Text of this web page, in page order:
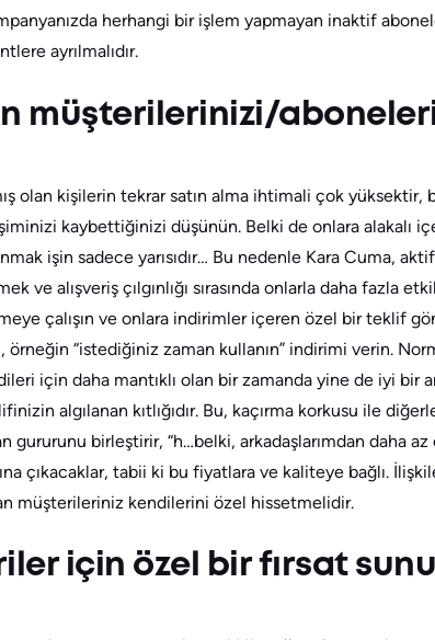
herhangi bir işlem yapmayan inaktif
ayrılmalıdır.
müşterilerinizi/
olan kişilerin tekrar satın alma ihtimali çok
kaybettiğinizi düşünün. Belki de onlara alakalı
işin sadece yarısıdır… Bu nedenle Kara Cuma,
ve alışveriş çılgınlığı sırasında onlarla daha fazla
çalışın ve onlara indirimler içeren özel bir teklif
“istediğiniz zaman kullanın” indirimi verin.
için daha mantıklı olan bir zamanda yine de iyi bir
algılanan kıtlığıdır. Bu, kaçırma korkusu ile
gururunu birleştirir, “h…belki, arkadaşlarımdan daha
çıkacaklar, tabii ki bu fiyatlara ve kaliteye bağlı.
müşterileriniz kendilerini özel hissetmelidir.
için özel bir fırsat